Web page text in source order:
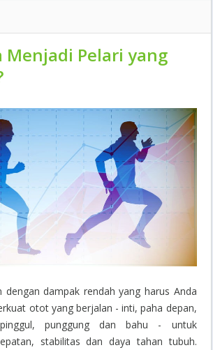
Menjadi Pelari yang
dengan dampak rendah yang harus Anda
otot yang berjalan - inti, paha depan,
punggung dan bahu - untuk
stabilitas dan daya tahan tubuh.